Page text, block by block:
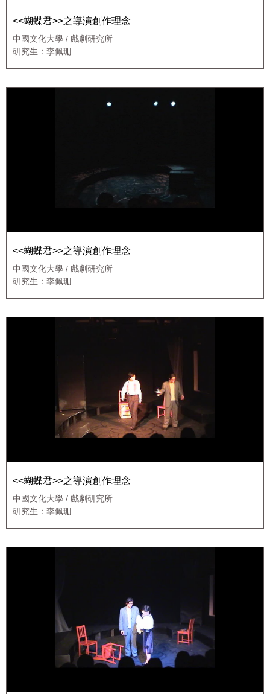
<<蝴蝶君>>之導演創作理念
中國文化大學 / 戲劇研究所
研究生：李佩珊
<<蝴蝶君>>之導演創作理念
中國文化大學 / 戲劇研究所
研究生：李佩珊
<<蝴蝶君>>之導演創作理念
中國文化大學 / 戲劇研究所
研究生：李佩珊